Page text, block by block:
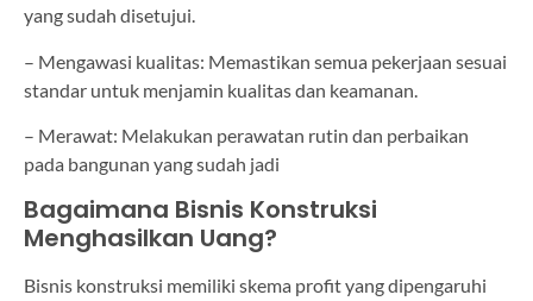
yang sudah disetujui.
– Mengawasi kualitas: Memastikan semua pekerjaan sesuai
standar untuk menjamin kualitas dan keamanan.
– Merawat: Melakukan perawatan rutin dan perbaikan
pada bangunan yang sudah jadi
Bagaimana Bisnis Konstruksi
Menghasilkan Uang?
Bisnis konstruksi memiliki skema profit yang dipengaruhi